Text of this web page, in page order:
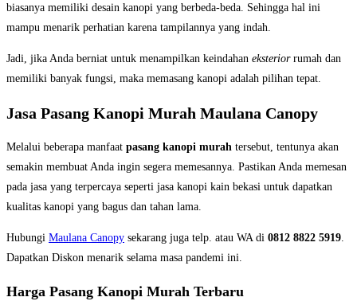
biasanya memiliki desain kanopi yang berbeda-beda. Sehingga hal ini
mampu menarik perhatian karena tampilannya yang indah.
Jadi, jika Anda berniat untuk menampilkan keindahan eksterior rumah dan
memiliki banyak fungsi, maka memasang kanopi adalah pilihan tepat.
Jasa Pasang Kanopi Murah Maulana Canopy
Melalui beberapa manfaat pasang kanopi murah tersebut, tentunya akan
semakin membuat Anda ingin segera memesannya. Pastikan Anda memesan
pada jasa yang terpercaya seperti jasa kanopi kain bekasi untuk dapatkan
kualitas kanopi yang bagus dan tahan lama.
Hubungi Maulana Canopy sekarang juga telp. atau WA di 0812 8822 5919.
Dapatkan Diskon menarik selama masa pandemi ini.
Harga Pasang Kanopi Murah Terbaru